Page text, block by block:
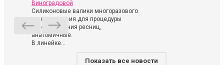
Виноградовой
Силиконовые валики многоразового
использования для процедуры
ламинирования ресниц,
анатомичные.
В линейке...
Показать все новости